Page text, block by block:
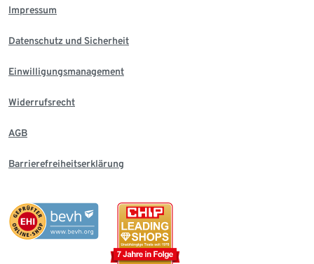
Impressum
Datenschutz und Sicherheit
Einwilligungsmanagement
Widerrufsrecht
AGB
Barrierefreiheitserklärung